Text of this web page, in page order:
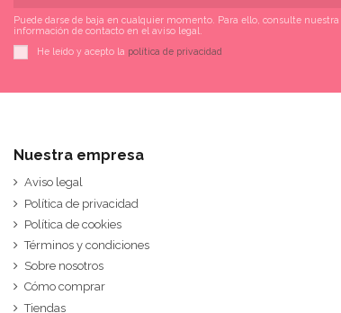
Puede darse de baja en cualquier momento. Para ello, consulte nuestra
información de contacto en el aviso legal.
He leído y acepto la política de privacidad
Nuestra empresa
Aviso legal
Política de privacidad
Política de cookies
Términos y condiciones
Sobre nosotros
Cómo comprar
Tiendas